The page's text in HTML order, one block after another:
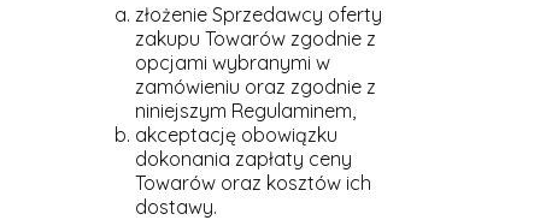
złożenie Sprzedawcy oferty
zakupu Towarów zgodnie z
opcjami wybranymi w
zamówieniu oraz zgodnie z
niniejszym Regulaminem,
akceptację obowiązku
dokonania zapłaty ceny
Towarów oraz kosztów ich
dostawy.